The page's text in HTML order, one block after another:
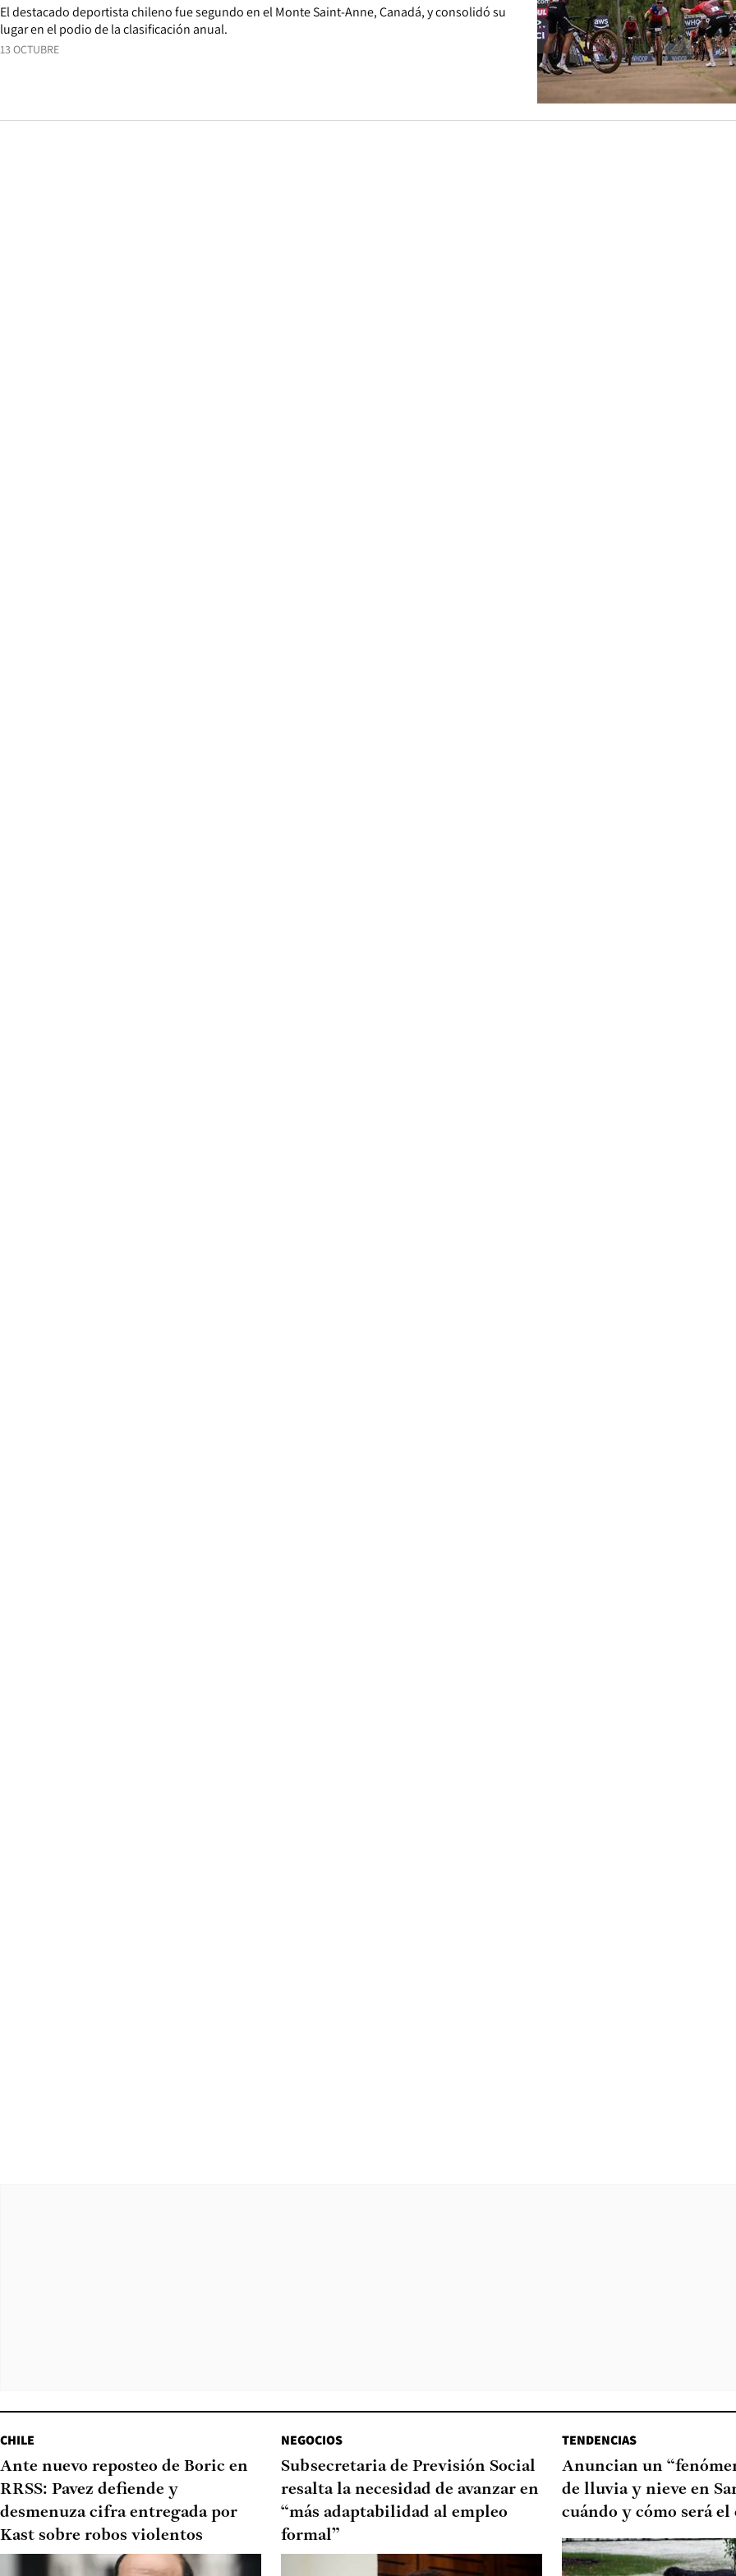
13 OCTUBRE
El destacado deportista chileno fue segundo en el Monte Saint-Anne, Canadá, y consolidó su
lugar en el podio de la clasificación anual.
CHILE
Ante nuevo reposteo de Boric en
RRSS: Pavez defiende y
desmenuza cifra entregada por
Kast sobre robos violentos
NEGOCIOS
Subsecretaria de Previsión Social
resalta la necesidad de avanzar en
“más adaptabilidad al empleo
formal”
TENDENCIAS
Anuncian un
de lluvia y nieve en
cuándo y cómo será el